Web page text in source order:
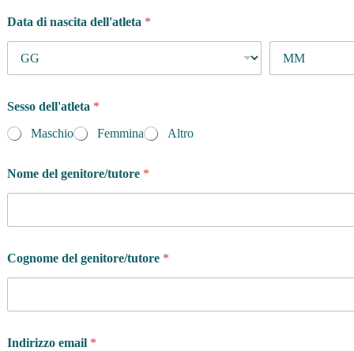
Data di nascita dell'atleta *
Sesso dell'atleta *
Maschio
Femmina Altro
Nome del genitore/tutore *
Cognome del genitore/tutore *
Indirizzo email *